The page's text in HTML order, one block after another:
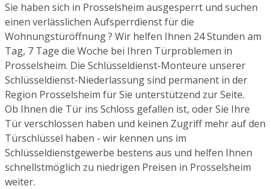
Sie haben sich in Prosselsheim ausgesperrt und suchen
einen verlässlichen Aufsperrdienst für die
Wohnungstüröffnung ? Wir helfen Ihnen 24 Stunden am
Tag, 7 Tage die Woche bei Ihren Türproblemen in
Prosselsheim. Die Schlüsseldienst-Monteure unserer
Schlüsseldienst-Niederlassung sind permanent in der
Region Prosselsheim für Sie unterstützend zur Seite.
Ob Ihnen die Tür ins Schloss gefallen ist, oder Sie Ihre
Tür verschlossen haben und keinen Zugriff mehr auf den
Türschlüssel haben - wir kennen uns im
Schlüsseldienstgewerbe bestens aus und helfen Ihnen
schnellstmöglich zu niedrigen Preisen in Prosselsheim
weiter.